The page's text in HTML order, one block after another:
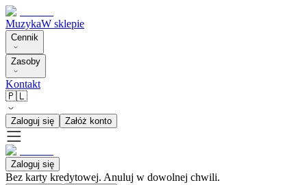
MuzykaW sklepie
Cennik
Zasoby
Kontakt
🇵🇱
Zaloguj się Załóż konto
Zaloguj się
Bez karty kredytowej. Anuluj w dowolnej chwili.